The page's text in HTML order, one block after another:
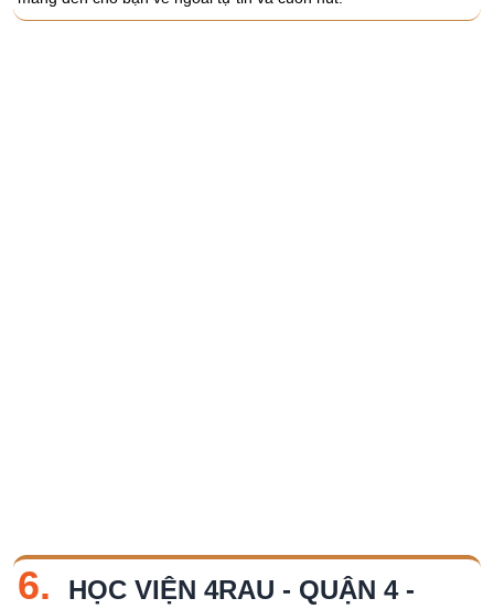
6.
HỌC VIỆN 4RAU - QUẬN 4 -